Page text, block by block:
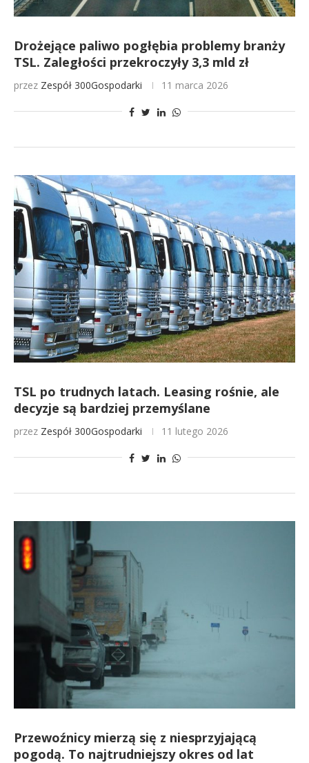
Drożejące paliwo pogłębia problemy branży
TSL. Zaległości przekroczyły 3,3 mld zł
przez Zespół 300Gospodarki 11 marca 2026
TSL po trudnych latach. Leasing rośnie, ale
decyzje są bardziej przemyślane
przez Zespół 300Gospodarki 11 lutego 2026
Przewoźnicy mierzą się z niesprzyjającą
pogodą. To najtrudniejszy okres od lat